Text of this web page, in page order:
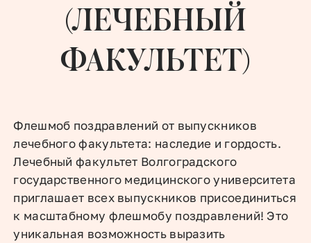
(ЛЕЧЕБНЫЙ
ФАКУЛЬТЕТ)
Флешмоб поздравлений от выпускников
лечебного факультета: наследие и гордость.
Лечебный факультет Волгоградского
государственного медицинского университета
приглашает всех выпускников присоединиться
к масштабному флешмобу поздравлений! Это
уникальная возможность выразить